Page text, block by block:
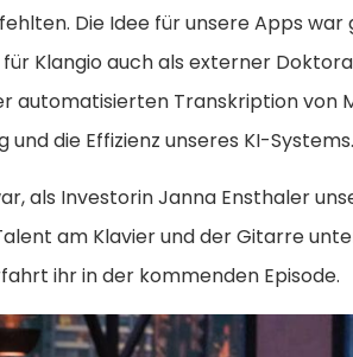
Die Idee für unsere Apps war
Klangio auch als externer
automatisierten Transkription von
die Effizienz unseres KI-Systems.
als Investorin Janna Ensthaler
am Klavier und der Gitarre
ihr in der kommenden Episode.